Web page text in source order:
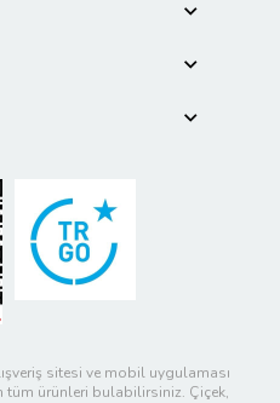
sitesi ve mobil uygulaması
tüm ürünleri bulabilirsiniz. Çiçek,